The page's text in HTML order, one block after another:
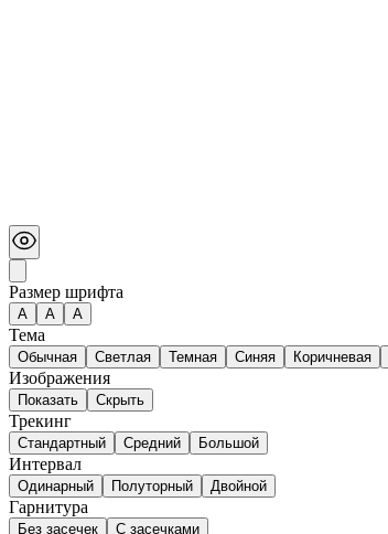
Размер шрифта
А A A
Тема
Обычная Светлая Темная Синяя Коричневая
Изображения
Показать Скрыть
Трекинг
Стандартный Средний Большой
Интервал
Одинарный Полуторный Двойной
Гарнитура
Без засечек
С засечками